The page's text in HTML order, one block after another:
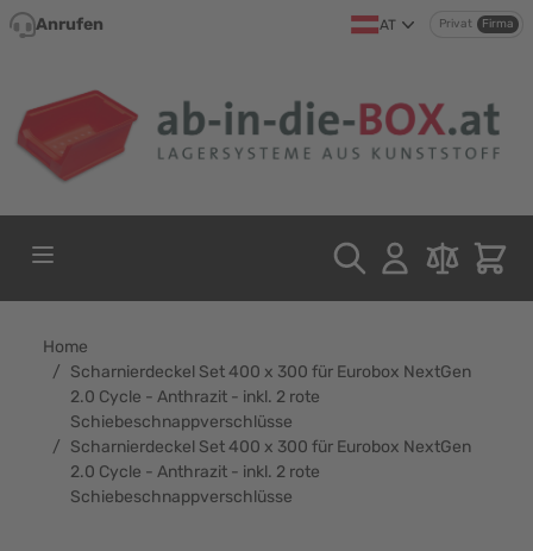
Direkt zum Inhalt
Anrufen AT Privat Firma
Home
/ Scharnierdeckel Set 400 x 300 für Eurobox NextGen
2.0 Cycle - Anthrazit - inkl. 2 rote
Schiebeschnappverschlüsse
/ Scharnierdeckel Set 400 x 300 für Eurobox NextGen
2.0 Cycle - Anthrazit - inkl. 2 rote
Schiebeschnappverschlüsse